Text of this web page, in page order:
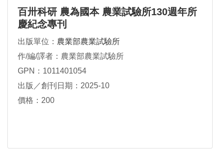
百卅科研 農為國本 農業試驗所130週年所
慶紀念專刊
出版單位： 農業部農業試驗所
作/編/譯者：農業部農業試驗所
GPN：1011401054
出版／創刊日期：2025-10
價格：200